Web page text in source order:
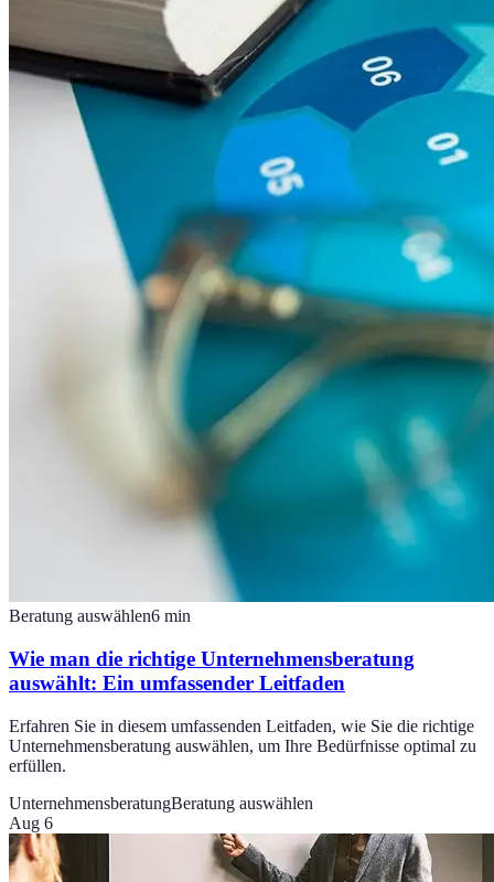
Beratung auswählen6 min
Wie man die richtige Unternehmensberatung
auswählt: Ein umfassender Leitfaden
Erfahren Sie in diesem umfassenden Leitfaden, wie Sie die richtige
Unternehmensberatung auswählen, um Ihre Bedürfnisse optimal zu
erfüllen.
UnternehmensberatungBeratung auswählen
Aug 6